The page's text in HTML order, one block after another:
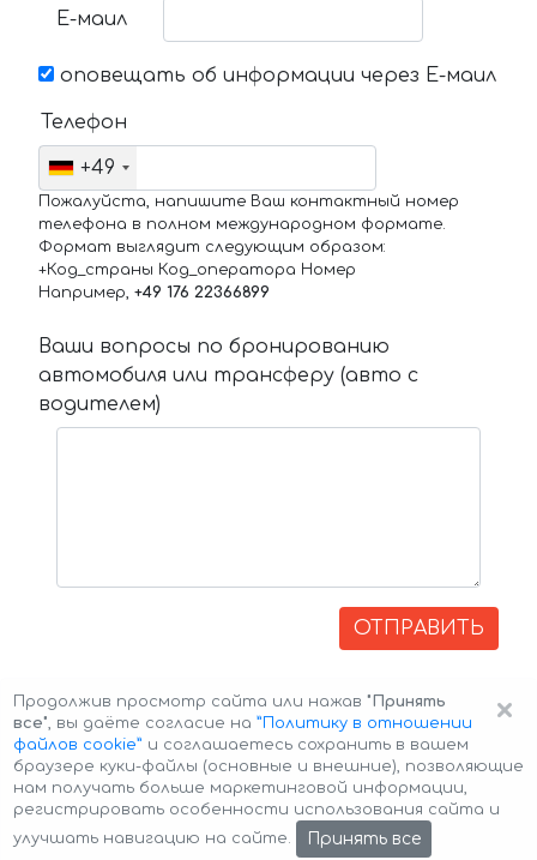
Е-маил
оповещать об информации через Е-маил
Телефон
+49
Пожалуйста, напишите Ваш контактный номер
телефона в полном международном формате.
Формат выглядит следующим образом:
+Код_страны Код_оператора Номер
Например, +49 176 22366899
Ваши вопросы по бронированию
автомобиля или трансферу (авто с
водителем)
ОТПРАВИТЬ
Авторские права © 2026 Авто-Аренда Cookie Policy
×
Продолжив просмотр сайта или нажав "Принять
все", вы даёте согласие на ”Политику в отношении
файлов cookie” и соглашаетесь сохранить в вашем
браузере куки-файлы (основные и внешние), позволяющие
нам получать больше маркетинговой информации,
регистрировать особенности использования сайта и
улучшать навигацию на сайте.
Принять все